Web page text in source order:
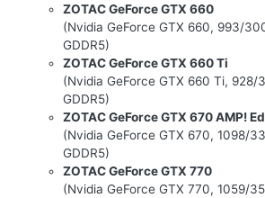
ZOTAC GeForce GTX 660
(Nvidia GeForce GTX 660, 993/
GDDR5)
ZOTAC GeForce GTX 660 Ti
(Nvidia GeForce GTX 660 Ti, 928/
GDDR5)
ZOTAC GeForce GTX 670 AMP!
(Nvidia GeForce GTX 670, 1098/
GDDR5)
ZOTAC GeForce GTX 770
(Nvidia GeForce GTX 770, 1059/